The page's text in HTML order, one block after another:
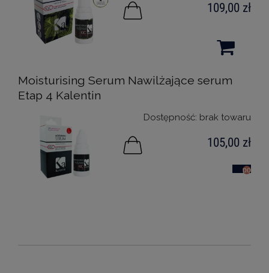
109,00 zł
Moisturising Serum Nawilżające serum
Etap 4 Kalentin
Dostępność: brak towaru
105,00 zł